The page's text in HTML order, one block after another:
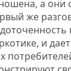
а они
же
и